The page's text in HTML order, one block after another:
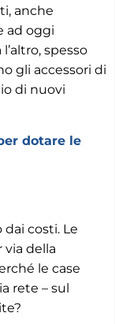
anche
ad oggi
spesso
gli accessori di
di nuovi
dotare le
costi. Le
della
le case
rete – sul